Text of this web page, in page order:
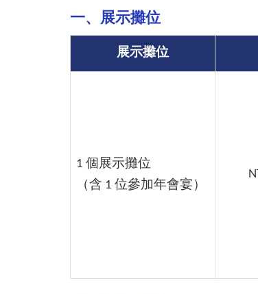
一、展示攤位
展示攤位
1 個展示攤位
（含 1 位參加年會宴）